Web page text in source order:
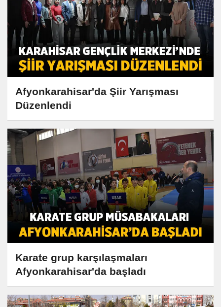
Afyonkarahisar'da Şiir Yarışması
Düzenlendi
Karate grup karşılaşmaları
Afyonkarahisar'da başladı